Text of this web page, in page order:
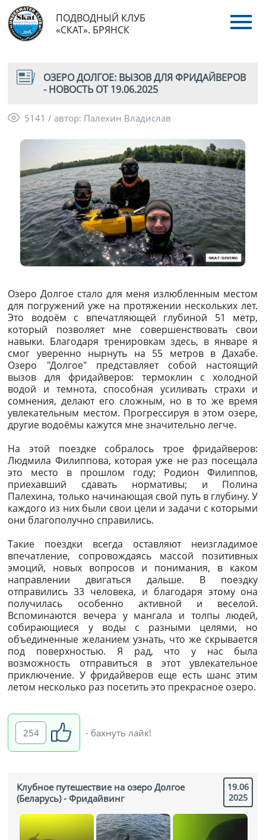
ПОДВОДНЫЙ КЛУБ
«СКАТ». БРЯНСК
ОЗЕРО ДОЛГОЕ: ВЫЗОВ ДЛЯ ФРИДАЙВЕРОВ
- НОВОСТЬ ОТ 19.06.2025
5141 / автор: Палехин Владислав
Озеро Долгое стало для меня излюбленным местом
для погружений уже на протяжении нескольких лет.
Это водоём с впечатляющей глубиной 51 метр,
который позволяет мне совершенствовать свои
навыки. Благодаря тренировкам здесь, в январе я
смог уверенно нырнуть на 55 метров в Дахабе.
Озеро "Долгое" представляет собой настоящий
вызов для фридайверов: термоклин с холодной
водой и темнота, способная усиливать страхи и
сомнения, делают его сложным, но в то же время
увлекательным местом. Прогрессируя в этом озере,
другие водоёмы кажутся мне значительно легче.
На этой поездке собралось трое фридайверов:
Людмила Филиппова, которая уже не раз посещала
это место в прошлом году; Родион Филиппов,
приехавший сдавать нормативы; и Полина
Палехина, только начинающая свой путь в глубину. У
каждого из них были свои цели и задачи с которыми
они благополучно справились.
Такие поездки всегда оставляют неизгладимое
впечатление, сопровождаясь массой позитивных
эмоций, новых вопросов и понимания, в каком
направлении двигаться дальше. В поездку
отправились 33 человека, и благодаря этому она
получилась особенно активной и веселой.
Вспоминаются вечера у мангала и толпы людей,
собирающиеся у воды с разными целями, но
объединенные желанием узнать, что же скрывается
под поверхностью. Я рад, что у нас была
возможность отправиться в этот увлекательное
приключение. У фридайверов еще есть шанс этим
летом несколько раз посетить это прекрасное озеро.
254 - бахнуть лайк!
19.06
2025
Клубное путешествие на озеро Долгое
(Беларусь) - Фридайвинг